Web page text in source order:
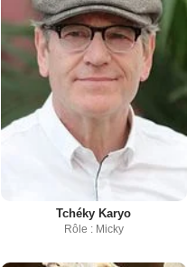
Tchéky Karyo
Rôle : Micky